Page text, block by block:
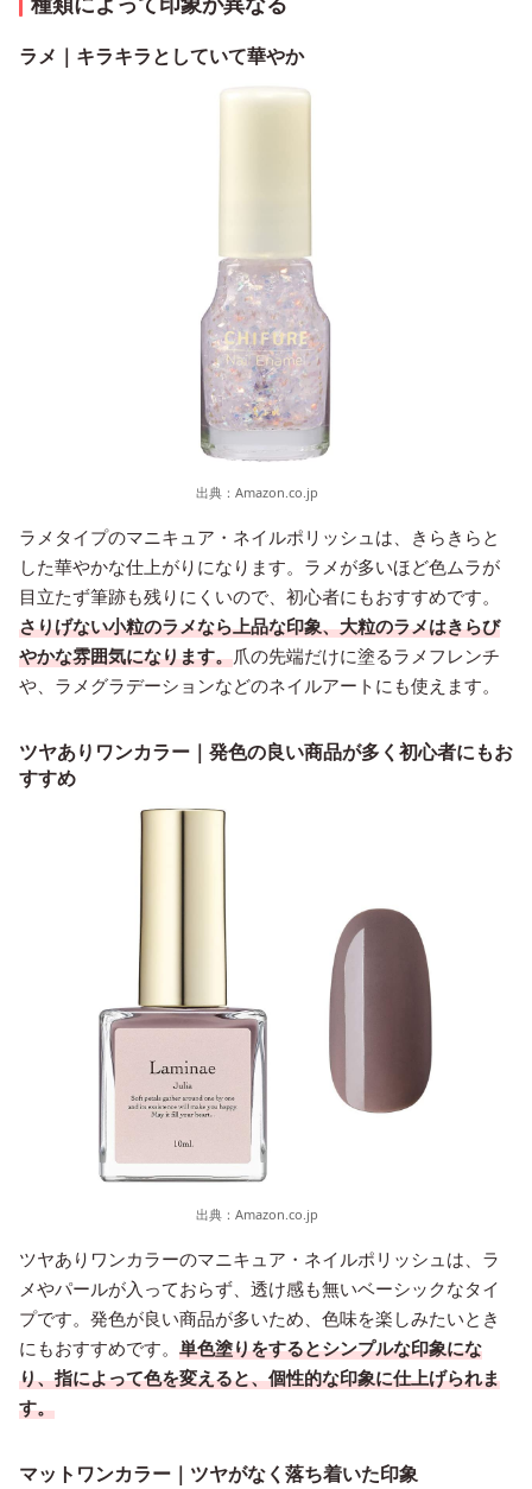
ラメ｜キラキラとしていて華やか
出典： Amazon.co.jp
ラメタイプのマニキュア・ネイルポリッシュは、きらきらと
した華やかな仕上がりになります。ラメが多いほど色ムラが
目立たず筆跡も残りにくいので、初心者にもおすすめです。
さりげない小粒のラメなら上品な印象、大粒のラメはきらび
やかな雰囲気になります。爪の先端だけに塗るラメフレンチ
や、ラメグラデーションなどのネイルアートにも使えます。
ツヤありワンカラー｜発色の良い商品が多く初心者にもお
すすめ
出典： Amazon.co.jp
ツヤありワンカラーのマニキュア・ネイルポリッシュは、ラ
メやパールが入っておらず、透け感も無いベーシックなタイ
プです。発色が良い商品が多いため、色味を楽しみたいとき
にもおすすめです。 単色塗りをするとシンプルな印象にな
り、指によって色を変えると、個性的な印象に仕上げられま
す。
マットワンカラー｜ツヤがなく落ち着いた印象